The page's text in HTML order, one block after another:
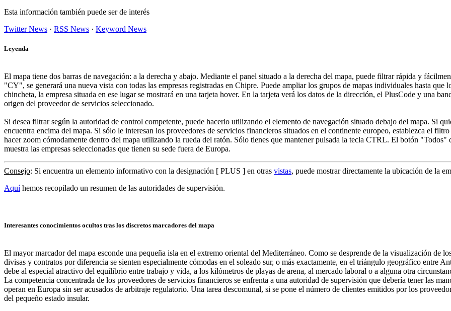
Esta información también puede ser de interés
Twitter News · RSS News · Keyword News
Leyenda
El mapa tiene dos barras de navegación: a la derecha y abajo. Mediante el panel situado a la derecha del mapa, puede filtrar rápida y
"CY", se generará una nueva vista con todas las empresas registradas en Chipre. Puede ampliar los grupos de mapas individuales hasta
chincheta, la empresa situada en ese lugar se mostrará en una tarjeta hover. En la tarjeta verá los datos de la dirección, el PlusCode y una
origen del proveedor de servicios seleccionado.
Si desea filtrar según la autoridad de control competente, puede hacerlo utilizando el elemento de navegación situado debajo del mapa. Si
encuentra encima del mapa. Si sólo le interesan los proveedores de servicios financieros situados en el continente europeo, establezca el
hacer zoom cómodamente dentro del mapa utilizando la rueda del ratón. Sólo tienes que mantener pulsada la tecla CTRL. El botón
muestra las empresas seleccionadas que tienen su sede fuera de Europa.
Consejo: Si encuentra un elemento informativo con la designación [ PLUS ] en otras vistas, puede mostrar directamente la ubicación de la
Aquíhemos recopilado un resumen de las autoridades de supervisión.
Interesantes conocimientos ocultos tras los discretos marcadores del mapa
El mayor marcador del mapa esconde una pequeña isla en el extremo oriental del Mediterráneo. Como se desprende de la visualización de
divisas y contratos por diferencia se sienten especialmente cómodas en el soleado sur, o más exactamente, en el triángulo geográfico entre
debe al especial atractivo del equilibrio entre trabajo y vida, a los kilómetros de playas de arena, al mercado laboral o a alguna otra
La competencia concentrada de los proveedores de servicios financieros se enfrenta a una autoridad de supervisión que debería tener las
operan en Europa sin ser acusados de arbitraje regulatorio. Una tarea descomunal, si se pone el número de clientes emitidos por los
del pequeño estado insular.